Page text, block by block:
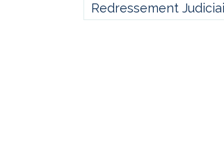
Redressement